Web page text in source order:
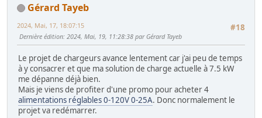
Gérard Tayeb
#18
2024, Mai, 17, 18:07:15
Dernière édition: 2024, Mai, 19, 11:28:38 par Gérard Tayeb
Le projet de chargeurs avance lentement car j'ai peu de temps
à y consacrer et que ma solution de charge actuelle à 7.5 kW
me dépanne déjà bien.
Mais je viens de profiter d'une promo pour acheter 4
alimentations réglables 0-120V 0-25A. Donc normalement le
projet va redémarrer.